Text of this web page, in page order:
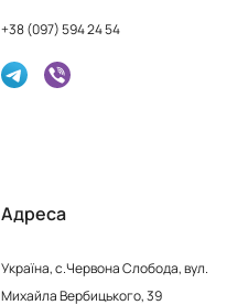
+38 (097) 594 24 54
Адреса
Україна, с.Червона Слобода, вул.
Михайла Вербицького, 39